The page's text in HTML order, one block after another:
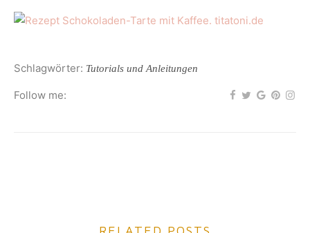
Schlagwörter: Tutorials und Anleitungen
Follow me: